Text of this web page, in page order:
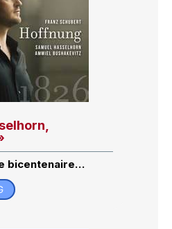
bicentenaire…